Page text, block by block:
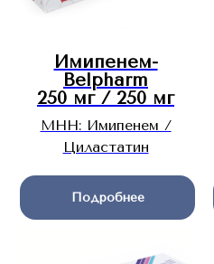
Имипенем-
Belpharm
250 мг / 250 мг
МНН: Имипенем /
Циластатин
Подробнее